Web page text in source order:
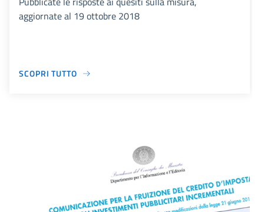
aggiornate al 19 ottobre 2018
SCOPRI TUTTO